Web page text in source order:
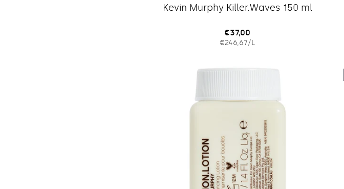
Typ:
Kevin Murphy Killer.Waves 150 ml
Regulärer
Preis
€37,00
EINZELPREIS
€246,67/PRO
L